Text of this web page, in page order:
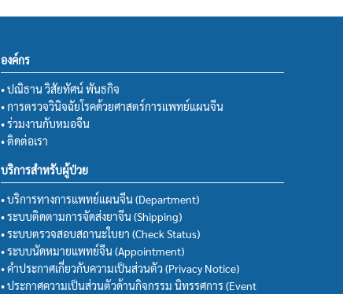
องค์กร
• ปณิธาน วิสัยทัศน์ พันธกิจ
• การตรวจวินิจฉัยโรคด้วยศาสตร์การแพทย์แผนจีน
• ร่วมงานกับหมอจีน
• ติดต่อเรา
บริการสำหรับผู้ป่วย
• บริการทางการแพทย์แผนจีน (Department)
• ระบบติดตามการจัดส่งยาจีน (Shipping)
• ระบบตรวจสอบสถานะใบยา (Check Status)
• ระบบนัดหมายแพทย์จีน (Appointment)
• คำประกาศเกี่ยวกับความเป็นส่วนตัว (Privacy Notice)
• ประกาศความเป็นส่วนตัวด้านกิจกรรม นิทรรศการ (Event